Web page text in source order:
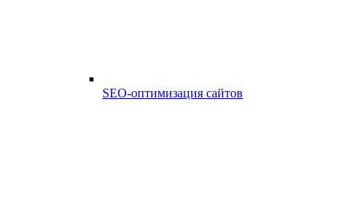
SEO-оптимизация сайтов